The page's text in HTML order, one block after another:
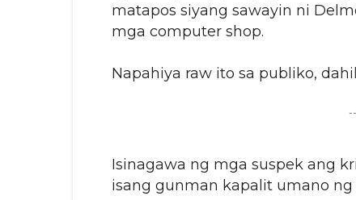
matapos siyang sawayin ni
mga computer shop.
Napahiya raw ito sa publiko,
--
Isinagawa ng mga suspek ang
isang gunman kapalit umano ng